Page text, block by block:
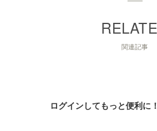
関連記事
ログインしてもっと便利に！